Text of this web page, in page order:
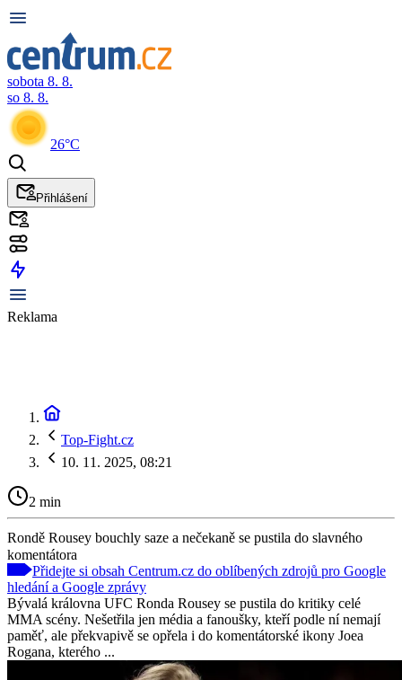
sobota 8. 8.
so 8. 8.
26°C
Přihlášení
Reklama
Top-Fight.cz
10. 11. 2025, 08:21
2 min
Rondě Rousey bouchly saze a nečekaně se pustila do slavného
komentátora
Přidejte si obsah Centrum.cz do oblíbených zdrojů pro Google
hledání a Google zprávy
Bývalá královna UFC Ronda Rousey se pustila do kritiky celé
MMA scény. Nešetřila jen média a fanoušky, kteří podle ní nemají
paměť, ale překvapivě se opřela i do komentátorské ikony Joea
Rogana, kterého ...